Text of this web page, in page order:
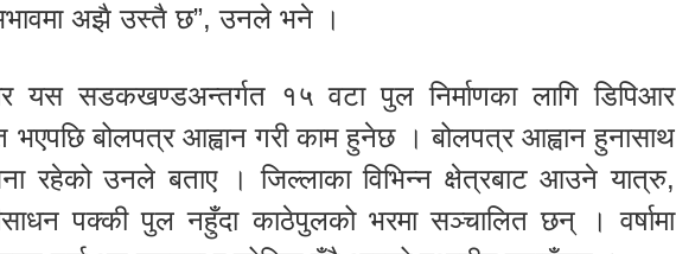
अझै उस्तै छ”, उनले भने ।
यस सडकखण्डअन्तर्गत १५ वटा पुल निर्माणका लागि डिपिआर
भएपछि बोलपत्र आह्वान गरी काम हुनेछ । बोलपत्र आह्वान हुनासाथ
रहेको उनले बताए । जिल्लाका विभिन्न क्षेत्रबाट आउने यात्रु,
पक्की पुल नहुँदा काठेपुलको भरमा सञ्चालित छन् । वर्षामा